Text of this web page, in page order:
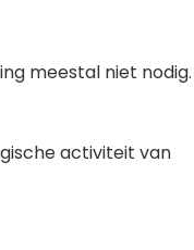
meestal niet nodig.
activiteit van